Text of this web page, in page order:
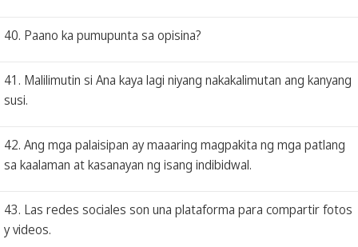
40. Paano ka pumupunta sa opisina?
41. Malilimutin si Ana kaya lagi niyang nakakalimutan ang kanyang
susi.
42. Ang mga palaisipan ay maaaring magpakita ng mga patlang
sa kaalaman at kasanayan ng isang indibidwal.
43. Las redes sociales son una plataforma para compartir fotos
y videos.